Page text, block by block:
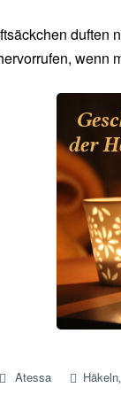
duften
wenn
Atessa Häkeln,